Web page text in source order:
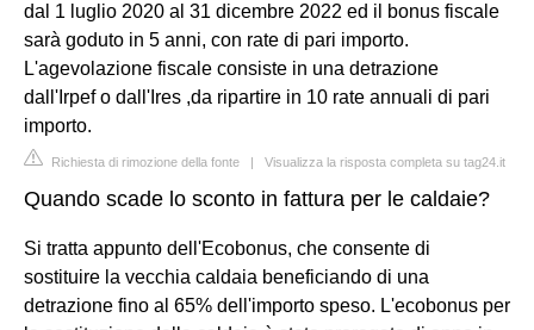
dal 1 luglio 2020 al 31 dicembre 2022 ed il bonus fiscale
sarà goduto in 5 anni, con rate di pari importo.
L'agevolazione fiscale consiste in una detrazione
dall'Irpef o dall'Ires ,da ripartire in 10 rate annuali di pari
importo.
Richiesta di rimozione della fonte | Visualizza la risposta completa su tag24.it
Quando scade lo sconto in fattura per le caldaie?
Si tratta appunto dell'Ecobonus, che consente di
sostituire la vecchia caldaia beneficiando di una
detrazione fino al 65% dell'importo speso. L'ecobonus per